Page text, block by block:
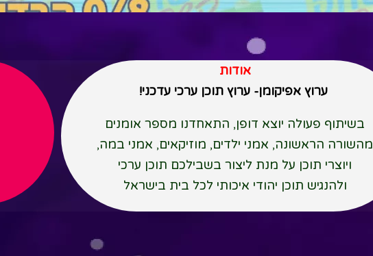
אודות
ערוץ אפיקומן- ערוץ תוכן ערכי עדכני!
בשיתוף פעולה יוצא דופן, התאחדנו מספר אומנים
מהשורה הראשונה, אמני ילדים, מוזיקאים, אמני במה,
ויוצרי תוכן על מנת ליצור בשבילכם תוכן ערכי
ולהנגיש תוכן יהודי איכותי לכל בית בישראל